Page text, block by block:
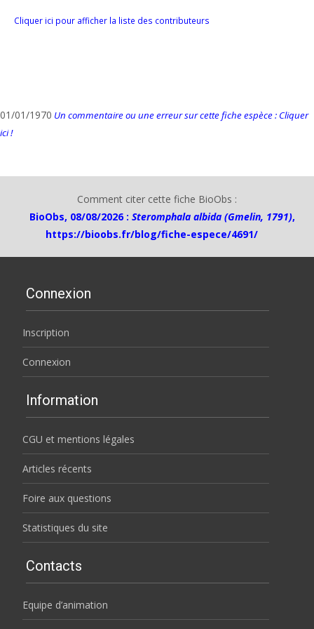
Cliquer ici pour afficher la liste des contributeurs
01/01/1970 Un commentaire ou une erreur sur cette fiche espèce : Cliquer
ici !
Comment citer cette fiche BioObs :
BioObs, 08/08/2026 : Steromphala albida (Gmelin, 1791),
https://bioobs.fr/blog/fiche-espece/4691/
Connexion
Inscription
Connexion
Information
CGU et mentions légales
Articles récents
Foire aux questions
Statistiques du site
Contacts
Equipe d’animation